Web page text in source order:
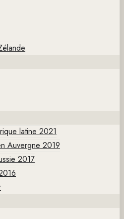
latine 2021
Auvergne 2019
2017